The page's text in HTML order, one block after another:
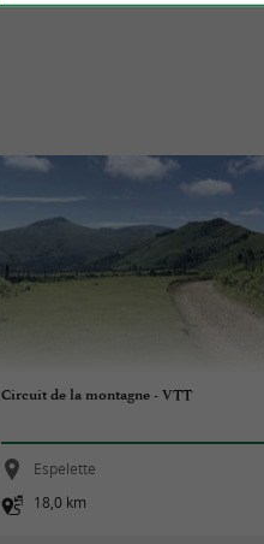
Circuit de la montagne - VTT
Espelette
18,0 km